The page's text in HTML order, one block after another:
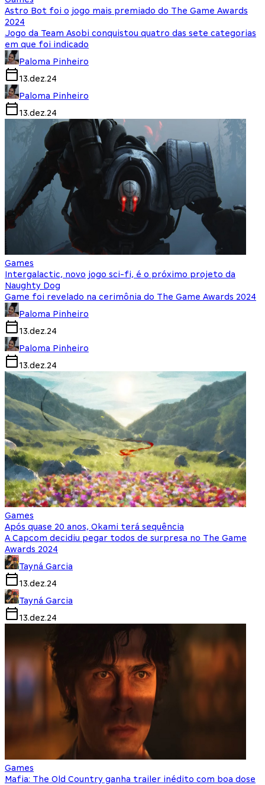
Astro Bot foi o jogo mais premiado do The Game Awards
2024
Jogo da Team Asobi conquistou quatro das sete categorias
em que foi indicado
Paloma Pinheiro
13.dez.24
Paloma Pinheiro
13.dez.24
Games
Intergalactic, novo jogo sci-fi, é o próximo projeto da
Naughty Dog
Game foi revelado na cerimônia do The Game Awards 2024
Paloma Pinheiro
13.dez.24
Paloma Pinheiro
13.dez.24
Games
Após quase 20 anos, Okami terá sequência
A Capcom decidiu pegar todos de surpresa no The Game
Awards 2024
Tayná Garcia
13.dez.24
Tayná Garcia
13.dez.24
Games
Mafia: The Old Country ganha trailer inédito com boa dose